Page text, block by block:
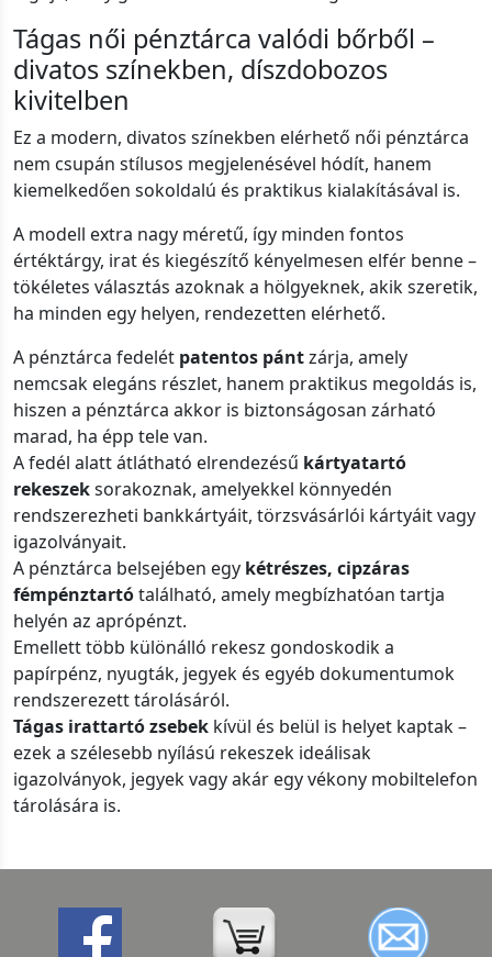
Tágas női pénztárca valódi bőrből –
divatos színekben, díszdobozos
kivitelben
Ez a modern, divatos színekben elérhető női pénztárca
nem csupán stílusos megjelenésével hódít, hanem
kiemelkedően sokoldalú és praktikus kialakításával is.
A modell extra nagy méretű, így minden fontos
értéktárgy, irat és kiegészítő kényelmesen elfér benne –
tökéletes választás azoknak a hölgyeknek, akik szeretik,
ha minden egy helyen, rendezetten elérhető.
A pénztárca fedelét patentos pántzárja, amely
nemcsak elegáns részlet, hanem praktikus megoldás is,
hiszen a pénztárca akkor is biztonságosan zárható
marad, ha épp tele van.
A fedél alatt átlátható elrendezésű kártyatartó
rekeszeksorakoznak, amelyekkel könnyedén
rendszerezheti bankkártyáit, törzsvásárlói kártyáit vagy
igazolványait.
A pénztárca belsejében egy kétrészes, cipzáras
fémpénztartótalálható, amely megbízhatóan tartja
helyén az aprópénzt.
Emellett több különálló rekesz gondoskodik a
papírpénz, nyugták, jegyek és egyéb dokumentumok
rendszerezett tárolásáról.
Tágas irattartó zsebek kívül és belül is helyet kaptak –
ezek a szélesebb nyílású rekeszek ideálisak
igazolványok, jegyek vagy akár egy vékony mobiltelefon
tárolására is.